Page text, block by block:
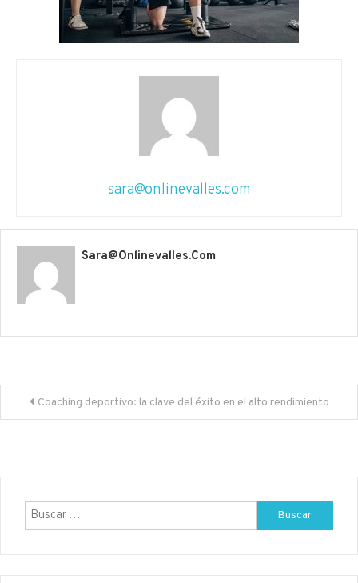
sara@onlinevalles.com
Sara@onlinevalles.com
Navegación de entradas
Coaching deportivo: la clave del éxito en el alto rendimiento
Buscar: